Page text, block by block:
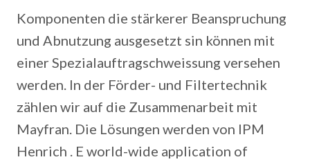
Komponenten die stärkerer Beanspruchung
und Abnutzung ausgesetzt sin können mit
einer Spezialauftragschweissung versehen
werden. In der Förder- und Filtertechnik
zählen wir auf die Zusammenarbeit mit
Mayfran. Die Lösungen werden von IPM
Henrich . E world-wide application of